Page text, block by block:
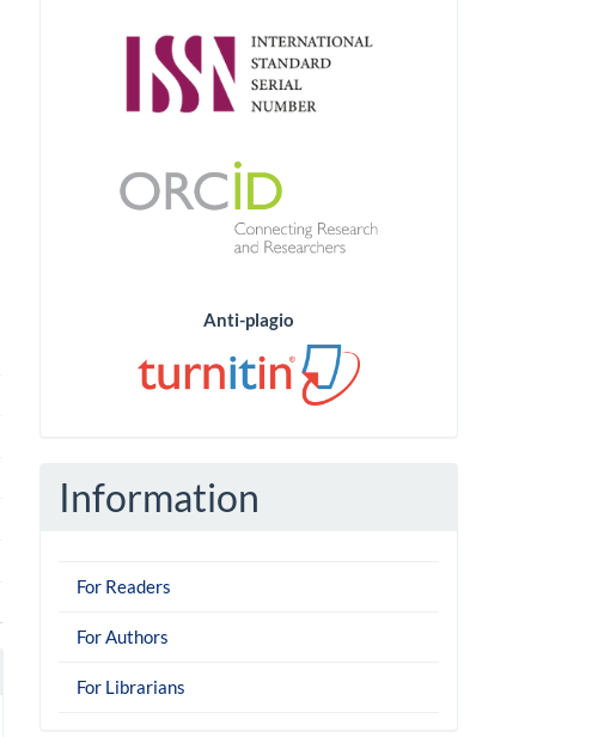
Anti-plagio
Information
For Readers
For Authors
For Librarians